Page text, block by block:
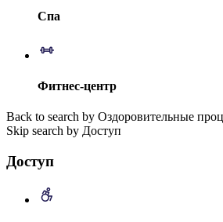
Спа
Фитнес-центр
Back to search by Оздоровительные
Skip search by Доступ
Доступ